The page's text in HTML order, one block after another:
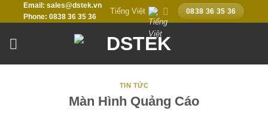
Chuyển
đến
nội
dung
Email: sales@dstek.vn
Phone: 0838 36 35 36
Tiếng Việt 0838 36 35 36
TIN TỨC
Màn Hình Quảng Cáo